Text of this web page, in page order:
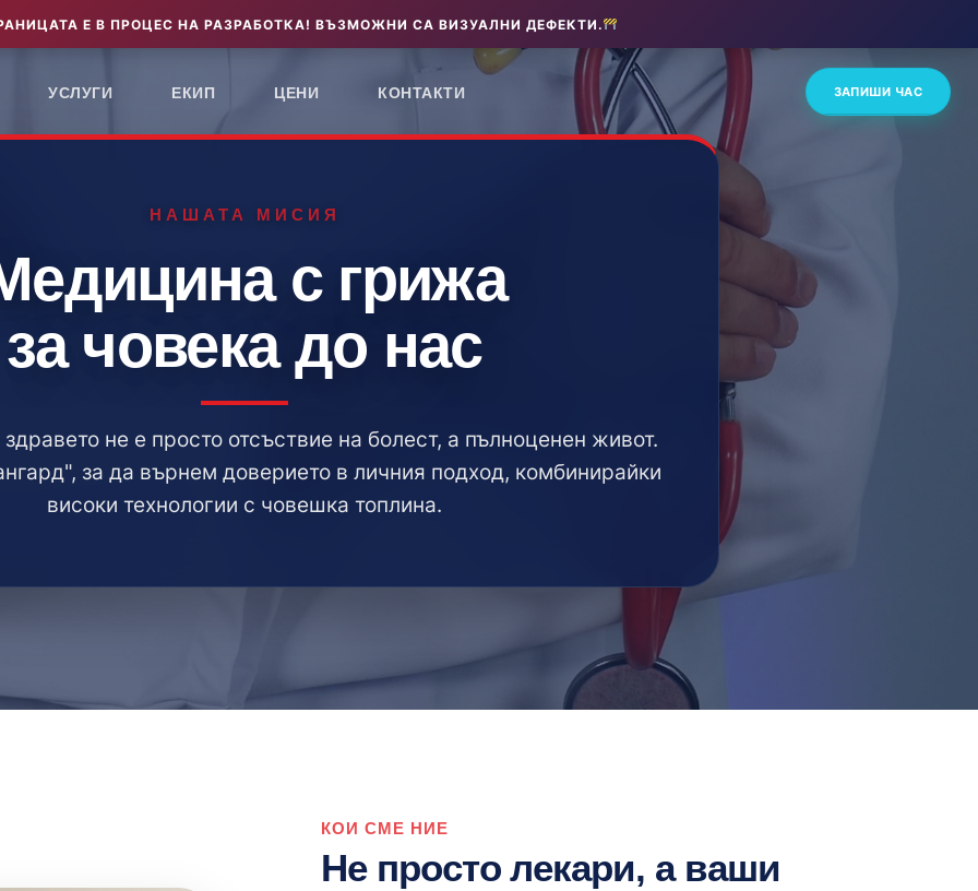
Е В ПРОЦЕС НА РАЗРАБОТКА! ВЪЗМОЖНИ СА ВИЗУАЛНИ ДЕФЕКТИ.
УСЛУГИ ЕКИП ЦЕНИ КОНТАКТИ ЗАПИШИ ЧАС
НАШАТА МИСИЯ
с грижа
за човека до нас
не е просто отсъствие на болест, а пълноценен живот.
за да върнем доверието в личния подход, комбинирайки
високи технологии с човешка топлина.
КОИ СМЕ НИЕ
Не просто лекари, а ваши